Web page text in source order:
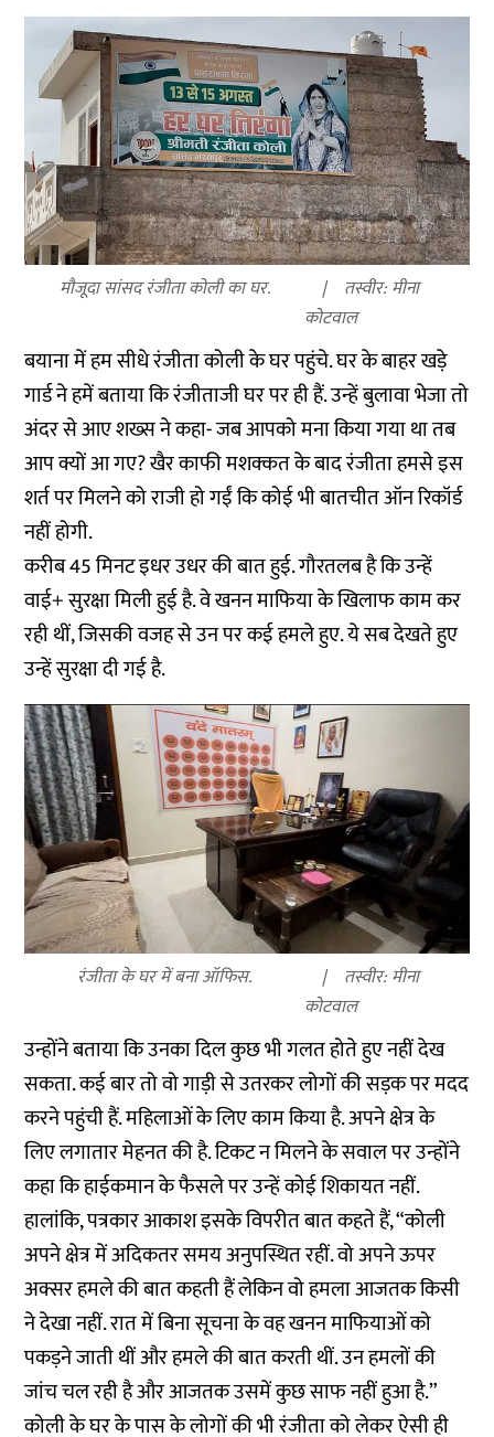
मौजूदा सांसद रंजीता कोली का घर.
तस्वीर: मीना
कोटवाल
बयाना में हम सीधे रंजीता कोली के घर पहुंचे. घर के बाहर खड़े
गार्ड ने हमें बताया कि रंजीताजी घर पर ही हैं. उन्हें बुलावा भेजा तो
अंदर से आए शख्स ने कहा- जब आपको मना किया गया था तब
आप क्यों आ गए? खैर काफी मशक्कत के बाद रंजीता हमसे इस
शर्त पर मिलने को राजी हो गईं कि कोई भी बातचीत ऑन रिकॉर्ड
नहीं होगी.
करीब 45 मिनट इधर उधर की बात हुई. गौरतलब है कि उन्हें
वाई+ सुरक्षा मिली हुई है. वे खनन माफिया के खिलाफ काम कर
रही थीं, जिसकी वजह से उन पर कई हमले हुए. ये सब देखते हुए
उन्हें सुरक्षा दी गई है.
रंजीता के घर में बना ऑफिस.
तस्वीर: मीना
कोटवाल
उन्होंने बताया कि उनका दिल कुछ भी गलत होते हुए नहीं देख
सकता. कई बार तो वो गाड़ी से उतरकर लोगों की सड़क पर मदद
करने पहुंची हैं. महिलाओं के लिए काम किया है. अपने क्षेत्र के
लिए लगातार मेहनत की है. टिकट न मिलने के सवाल पर उन्होंने
कहा कि हाईकमान के फैसले पर उन्हें कोई शिकायत नहीं.
हालांकि, पत्रकार आकाश इसके विपरीत बात कहते हैं, “कोली
अपने क्षेत्र में अदिकतर समय अनुपस्थित रहीं. वो अपने ऊपर
अक्सर हमले की बात कहती हैं लेकिन वो हमला आजतक किसी
ने देखा नहीं. रात में बिना सूचना के वह खनन माफियाओं को
पकड़ने जाती थीं और हमले की बात करती थीं. उन हमलों की
जांच चल रही है और आजतक उसमें कुछ साफ नहीं हुआ है.”
कोली के घर के पास के लोगों की भी रंजीता को लेकर ऐसी ही